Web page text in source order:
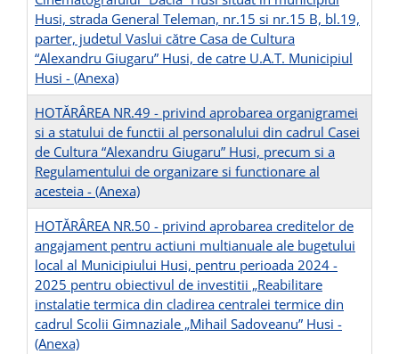
Husi, strada General Teleman, nr.15 si nr.15 B, bl.19,
parter, judetul Vaslui către Casa de Cultura
“Alexandru Giugaru” Husi, de catre U.A.T. Municipiul
Husi - (Anexa)
HOTĂRÂREA NR.49 - privind aprobarea organigramei
si a statului de functii al personalului din cadrul Casei
de Cultura “Alexandru Giugaru” Husi, precum si a
Regulamentului de organizare si functionare al
acesteia - (Anexa)
HOTĂRÂREA NR.50 - privind aprobarea creditelor de
angajament pentru actiuni multianuale ale bugetului
local al Municipiului Husi, pentru perioada 2024 -
2025 pentru obiectivul de investitii „Reabilitare
instalatie termica din cladirea centralei termice din
cadrul Scolii Gimnaziale „Mihail Sadoveanu” Husi -
(Anexa)